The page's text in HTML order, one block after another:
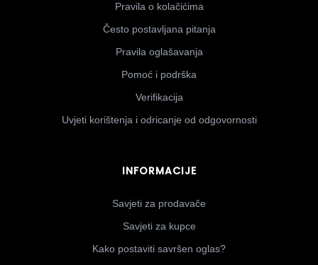
Pravila o kolačićima
Često postavljana pitanja
Pravila oglašavanja
Pomoć i podrška
Verifikacija
Uvjeti korištenja i odricanje od odgovornosti
INFORMACIJE
Savjeti za prodavače
Savjeti za kupce
Kako postaviti savršen oglas?